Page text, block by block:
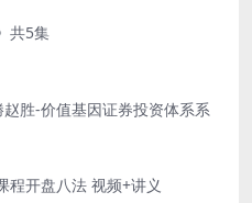
共5集
胜-价值基因证券投资体系系
程开盘八法 视频+讲义